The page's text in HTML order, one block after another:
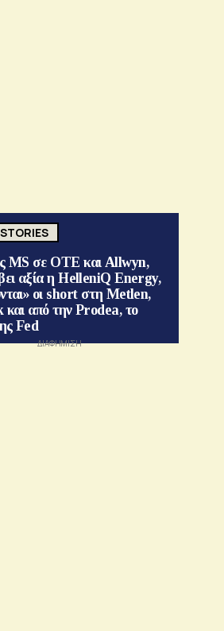
MS σε ΟΤΕ και Allwyn,
αξία η HelleniQ Energy,
οι short στη Metlen,
από την Prodea, το
Fed